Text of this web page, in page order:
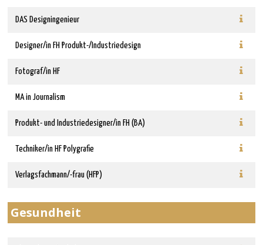
DAS Designingenieur
Designer/in FH Produkt-/Industriedesign
Fotograf/in HF
MA in Journalism
Produkt- und Industriedesigner/in FH (BA)
Techniker/in HF Polygrafie
Verlagsfachmann/-frau (HFP)
Gesundheit